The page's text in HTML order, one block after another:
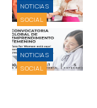
NOTICIAS
SOCIAL
NOTICIAS
SOCIAL